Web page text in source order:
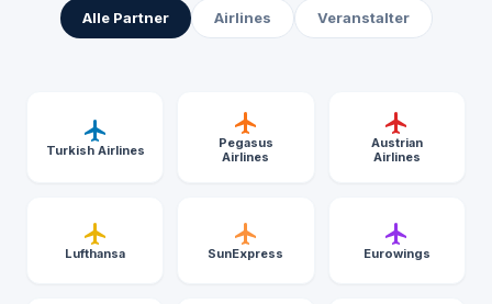
Alle Partner Airlines Veranstalter
Turkish Airlines
Pegasus
Airlines
Austrian
Airlines
Lufthansa SunExpress Eurowings